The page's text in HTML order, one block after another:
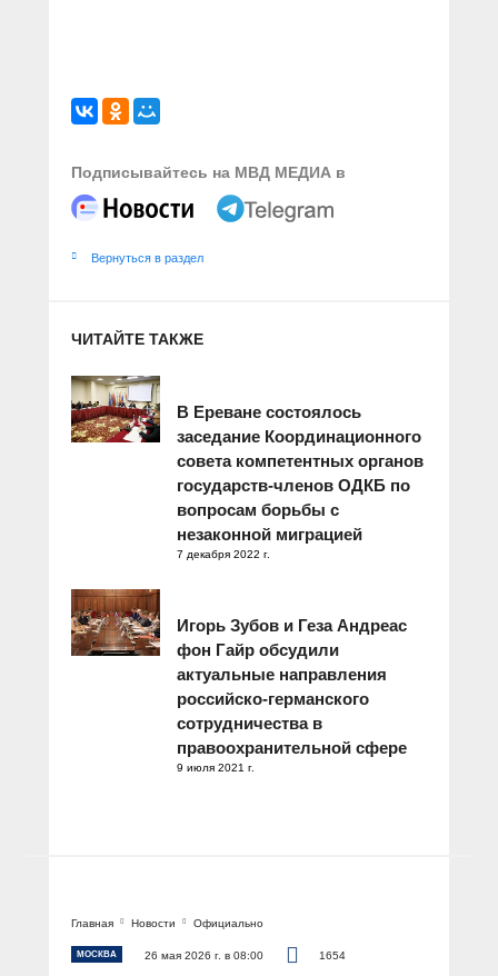
Подписывайтесь на МВД МЕДИА в
Вернуться в раздел
ЧИТАЙТЕ ТАКЖЕ
В Ереване состоялось
заседание Координационного
совета компетентных органов
государств-членов ОДКБ по
вопросам борьбы с
незаконной миграцией
7 декабря 2022 г.
Игорь Зубов и Геза Андреас
фон Гайр обсудили
актуальные направления
российско-германского
сотрудничества в
правоохранительной сфере
9 июля 2021 г.
Главная Новости Официально
МОСКВА 26 мая 2026 г. в 08:00 1654